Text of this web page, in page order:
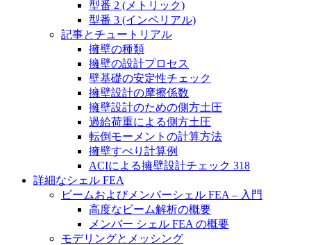
型番 2 (メトリック)
型番 3 (インペリアル)
記事とチュートリアル
擁壁の種類
擁壁の設計プロセス
壁基礎の安定性チェック
擁壁設計の摩擦係数
擁壁設計のための側方土圧
過給荷重による側方土圧
転倒モーメントの計算方法
擁壁すべり計算例
ACIによる擁壁設計チェック 318
詳細なシェル FEA
ビームおよびメンバーシェル FEA – 入門
高度なビーム解析の概要
メンバー シェル FEA の概要
モデリングとメッシング